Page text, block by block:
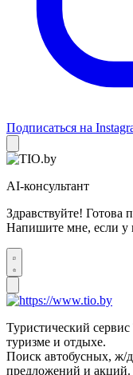
Подписаться на
AI-консультант
Здравствуйте! Готова
Напишите мне, если у
Туристический
туризме и отдыхе.
Поиск автобусных, ж/
предложений и акций.